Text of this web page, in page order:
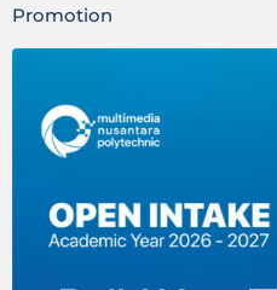
Promotion